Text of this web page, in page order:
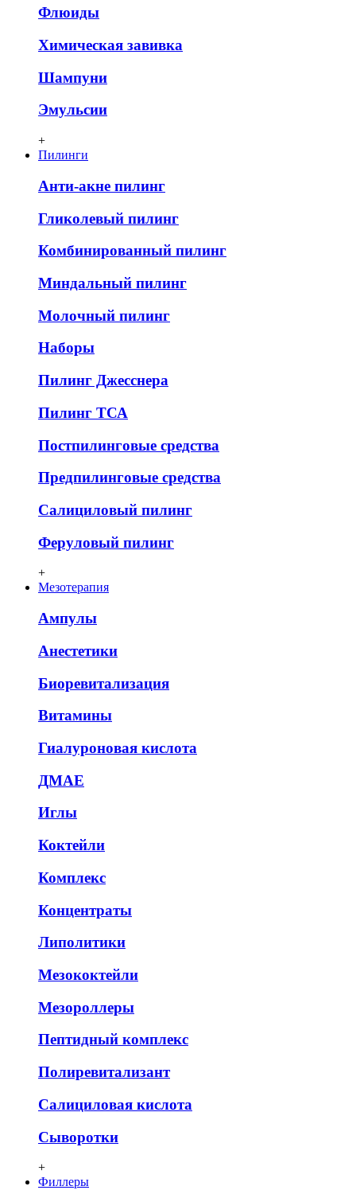
Флюиды
Химическая завивка
Шампуни
Эмульсии
+
Пилинги
Анти-акне пилинг
Гликолевый пилинг
Комбинированный пилинг
Миндальный пилинг
Молочный пилинг
Наборы
Пилинг Джесснера
Пилинг ТСА
Постпилинговые средства
Предпилинговые средства
Салициловый пилинг
Феруловый пилинг
+
Мезотерапия
Ампулы
Анестетики
Биоревитализация
Витамины
Гиалуроновая кислота
ДМАЕ
Иглы
Коктейли
Комплекс
Концентраты
Липолитики
Мезококтейли
Мезороллеры
Пептидный комплекс
Полиревитализант
Салициловая кислота
Сыворотки
+
Филлеры